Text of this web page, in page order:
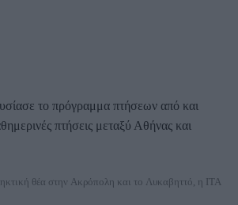
το πρόγραμμα πτήσεων από και
πτήσεις μεταξύ Αθήνας και
θέα στην Ακρόπολη και το Λυκαβηττό, η ITA